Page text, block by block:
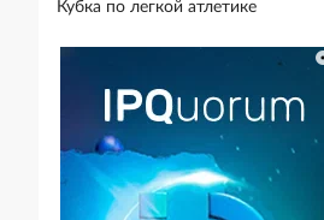
Кубка по легкой атлетике